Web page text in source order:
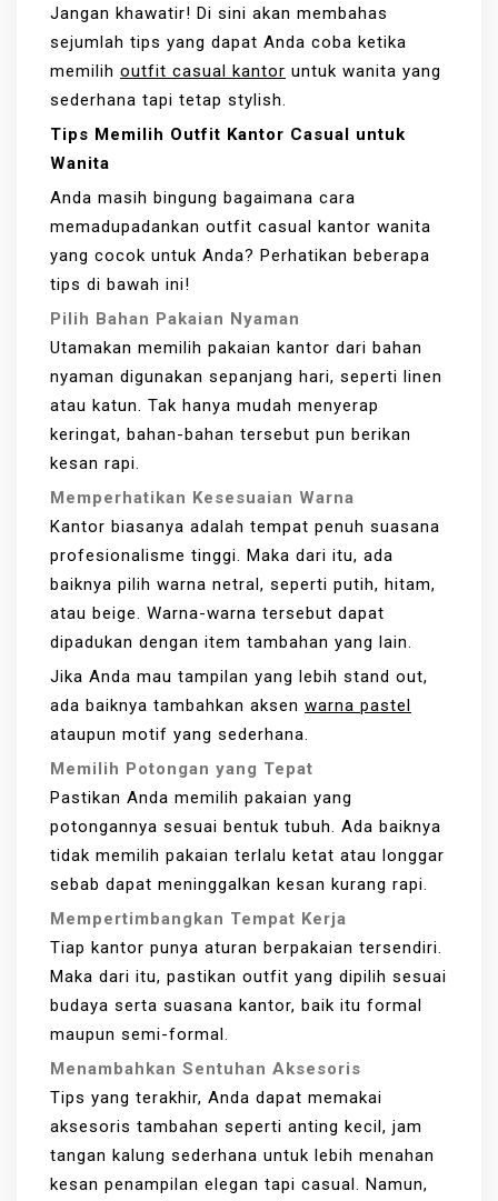
Jangan khawatir! Di sini akan membahas
sejumlah tips yang dapat Anda coba ketika
memilih outfit casual kantor untuk wanita yang
sederhana tapi tetap stylish.
Tips Memilih Outfit Kantor Casual untuk
Wanita
Anda masih bingung bagaimana cara
memadupadankan outfit casual kantor wanita
yang cocok untuk Anda? Perhatikan beberapa
tips di bawah ini!
Pilih Bahan Pakaian Nyaman
Utamakan memilih pakaian kantor dari bahan
nyaman digunakan sepanjang hari, seperti linen
atau katun. Tak hanya mudah menyerap
keringat, bahan-bahan tersebut pun berikan
kesan rapi.
Memperhatikan Kesesuaian Warna
Kantor biasanya adalah tempat penuh suasana
profesionalisme tinggi. Maka dari itu, ada
baiknya pilih warna netral, seperti putih, hitam,
atau beige. Warna-warna tersebut dapat
dipadukan dengan item tambahan yang lain.
Jika Anda mau tampilan yang lebih stand out,
ada baiknya tambahkan aksen warna pastel
ataupun motif yang sederhana.
Memilih Potongan yang Tepat
Pastikan Anda memilih pakaian yang
potongannya sesuai bentuk tubuh. Ada baiknya
tidak memilih pakaian terlalu ketat atau longgar
sebab dapat meninggalkan kesan kurang rapi.
Mempertimbangkan Tempat Kerja
Tiap kantor punya aturan berpakaian tersendiri.
Maka dari itu, pastikan outfit yang dipilih sesuai
budaya serta suasana kantor, baik itu formal
maupun semi-formal.
Menambahkan Sentuhan Aksesoris
Tips yang terakhir, Anda dapat memakai
aksesoris tambahan seperti anting kecil, jam
tangan kalung sederhana untuk lebih menahan
kesan penampilan elegan tapi casual. Namun,